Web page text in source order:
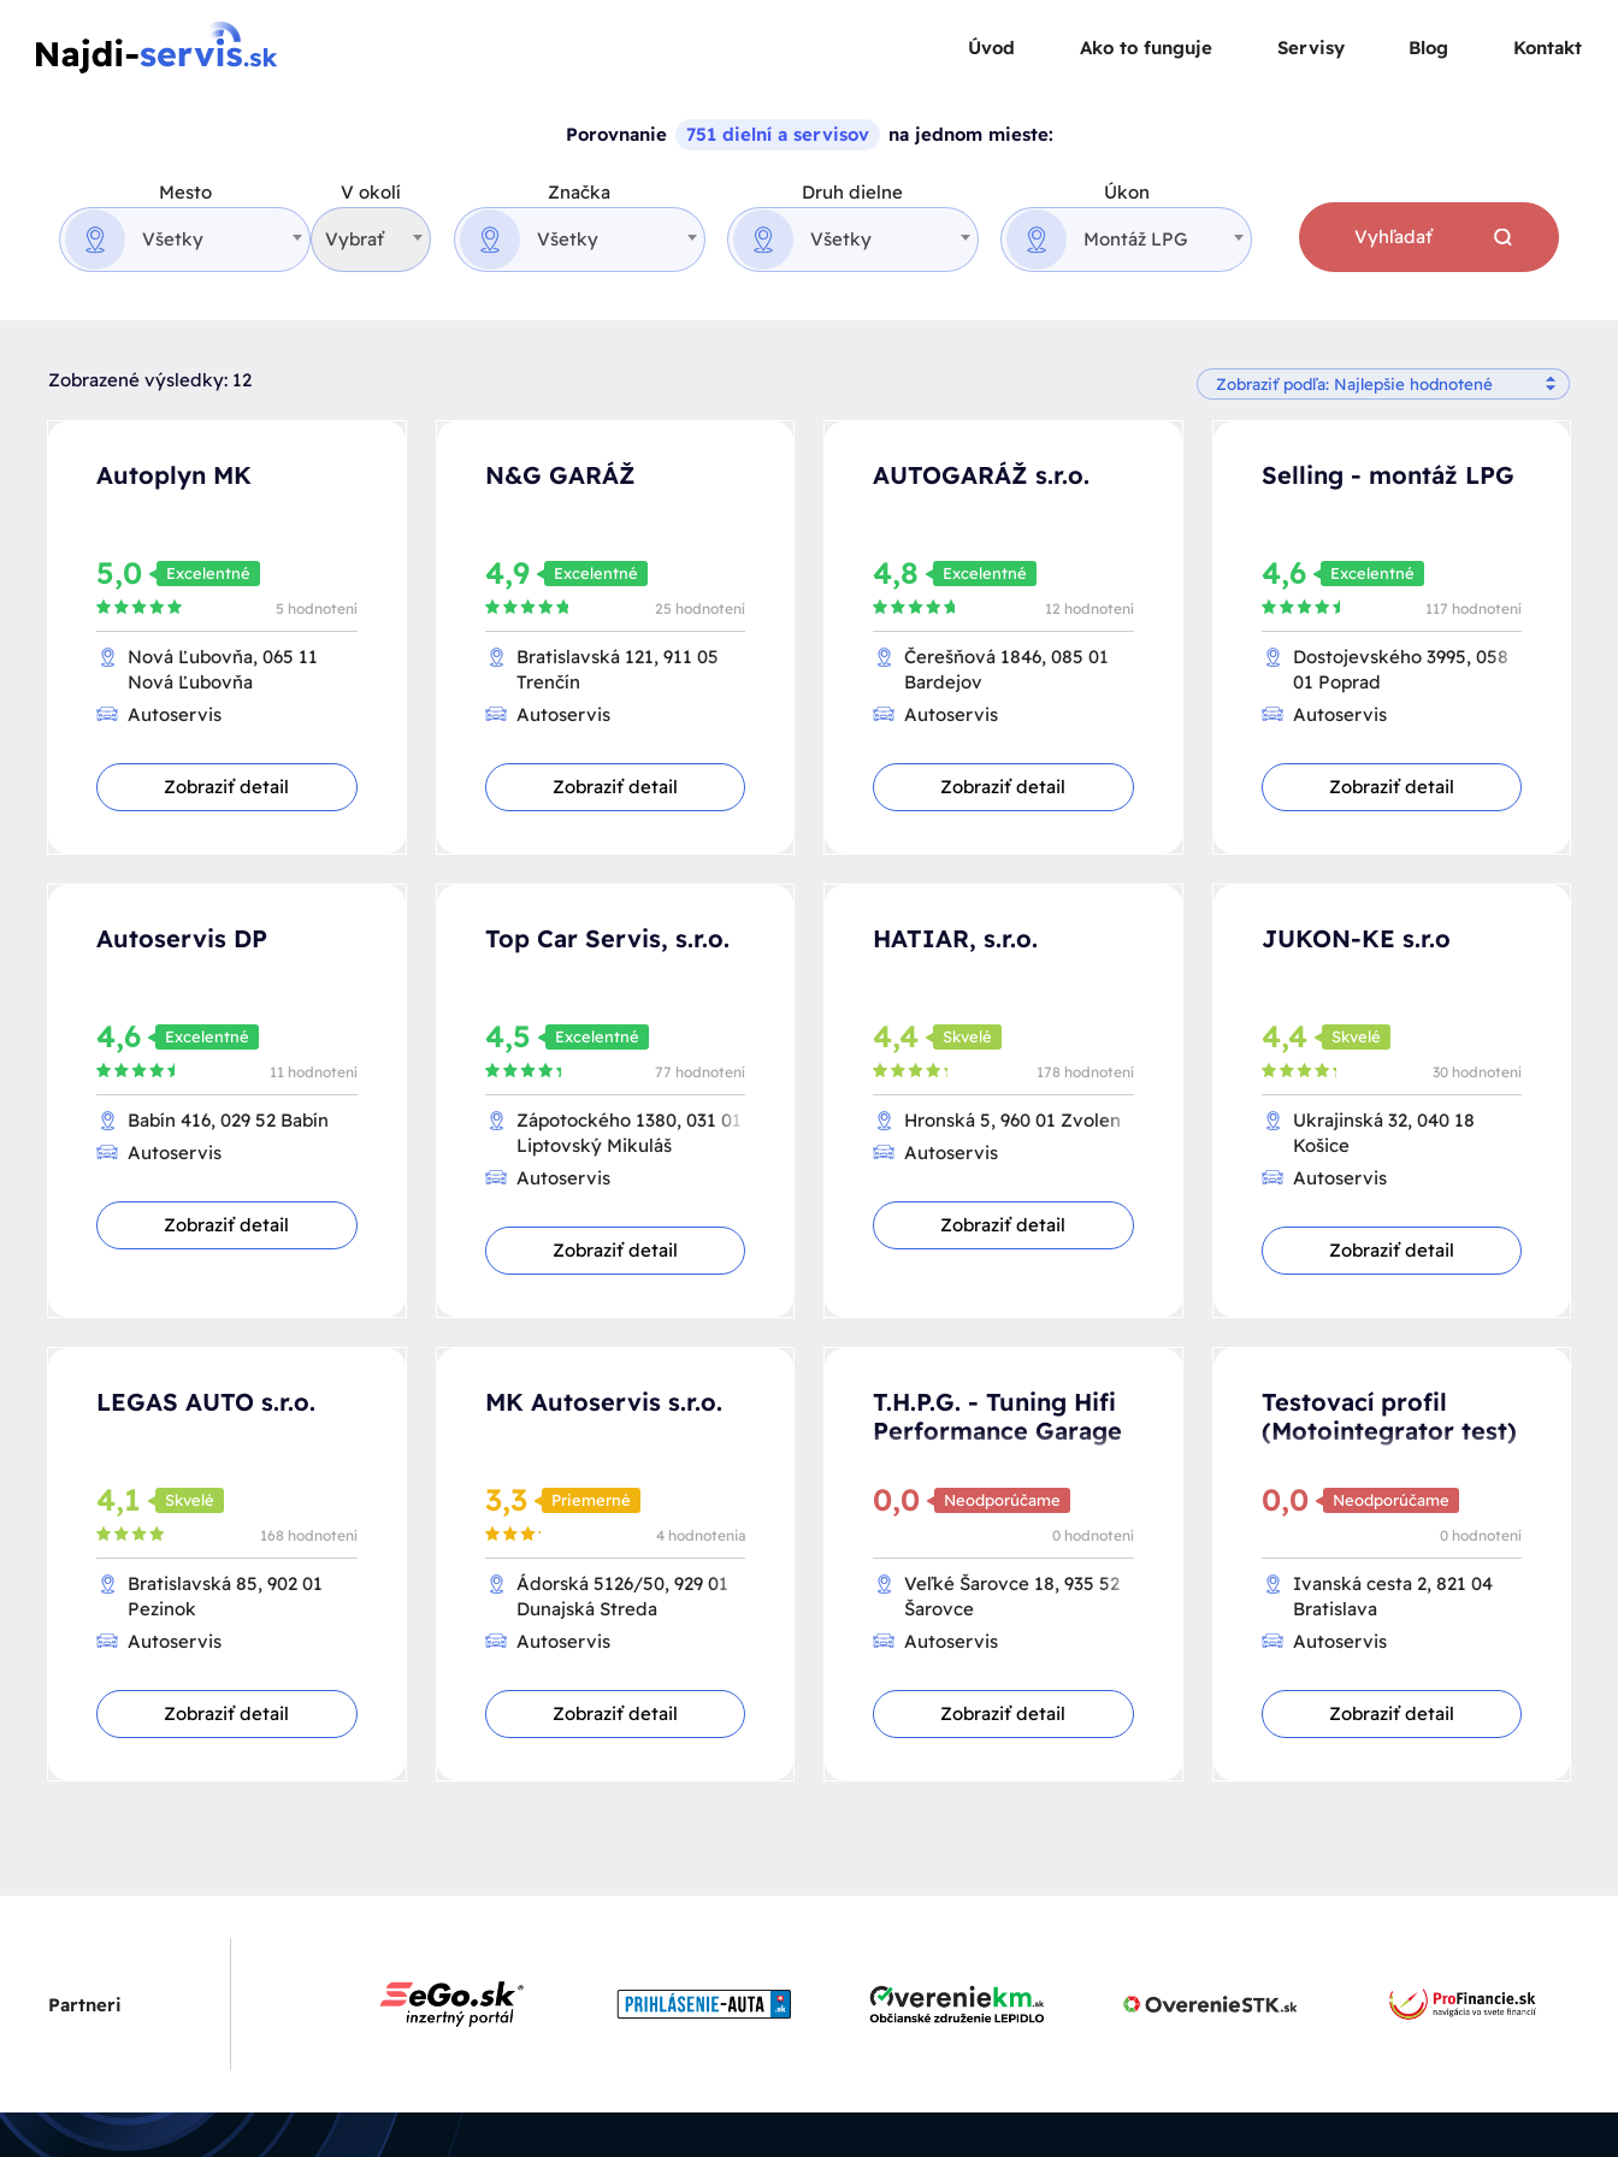
Úvod Ako to funguje Servisy Blog Kontakt
Porovnanie 751 dielní a servisov na jednom mieste:
Mesto
Všetky
V okolí
Vybrať
Značka
Všetky
Druh dielne
Všetky
Úkon
Montáž LPG Vyhľadať
Zobrazené výsledky: 12
Autoplyn MK
5,0 Excelentné
5 hodnotení
Nová Ľubovňa, 065 11
Nová Ľubovňa
Autoservis
Zobraziť detail
N&G GARÁŽ
4,9 Excelentné
25 hodnotení
Bratislavská 121, 911 05
Trenčín
Autoservis
Zobraziť detail
AUTOGARÁŽ s.r.o.
4,8 Excelentné
12 hodnotení
Čerešňová 1846, 085 01
Bardejov
Autoservis
Zobraziť detail
Selling - montáž LPG
4,6 Excelentné
117 hodnotení
Dostojevského 3995, 058
01 Poprad
Autoservis
Zobraziť detail
Autoservis DP
4,6 Excelentné
11 hodnotení
Babín 416, 029 52 Babín
Autoservis
Zobraziť detail
Top Car Servis, s.r.o.
4,5 Excelentné
77 hodnotení
Zápotockého 1380, 031 01
Liptovský Mikuláš
Autoservis
Zobraziť detail
HATIAR, s.r.o.
4,4 Skvelé
178 hodnotení
Hronská 5, 960 01 Zvolen
Autoservis
Zobraziť detail
JUKON-KE s.r.o
4,4 Skvelé
30 hodnotení
Ukrajinská 32, 040 18
Košice
Autoservis
Zobraziť detail
LEGAS AUTO s.r.o.
4,1 Skvelé
168 hodnotení
Bratislavská 85, 902 01
Pezinok
Autoservis
Zobraziť detail
MK Autoservis s.r.o.
3,3 Priemerné
4 hodnotenia
Ádorská 5126/50, 929 01
Dunajská Streda
Autoservis
Zobraziť detail
T.H.P.G. - Tuning Hifi
Performance Garage
0,0 Neodporúčame
0 hodnotení
Veľké Šarovce 18, 935 52
Šarovce
Autoservis
Zobraziť detail
Testovací profil
(Motointegrator test)
0,0 Neodporúčame
0 hodnotení
Ivanská cesta 2, 821 04
Bratislava
Autoservis
Zobraziť detail
Partneri